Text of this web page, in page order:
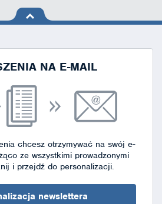
na górę
NA E-MAIL
chcesz otrzymywać na swój e-
ze wszystkimi prowadzonymi
i przejdź do personalizacji.
newslettera